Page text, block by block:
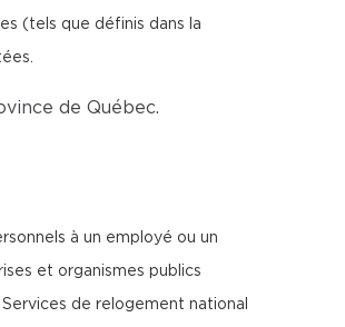
(tels que définis dans la
de Québec.
à un employé ou un
et organismes publics
de relogement national